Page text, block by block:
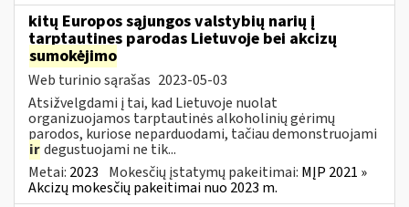
kitų Europos sąjungos valstybių narių į
tarptautines parodas Lietuvoje bei akcizų
sumokėjimo
Web turinio sąrašas 2023-05-03
Atsižvelgdami į tai, kad Lietuvoje nuolat
organizuojamos tarptautinės alkoholinių gėrimų
parodos, kuriose neparduodami, tačiau demonstruojami
irdegustuojami ne tik...
Metai: 2023 Mokesčių įstatymų pakeitimai: MĮP 2021 »
Akcizų mokesčių pakeitimai nuo 2023 m.